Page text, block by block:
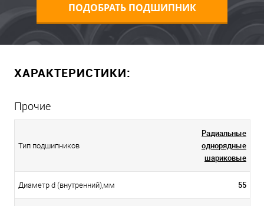
ПОДОБРАТЬ ПОДШИПНИК
ХАРАКТЕРИСТИКИ:
Прочие
Тип подшипников
Радиальные
однорядные
шариковые
Диаметр d (внутренний),мм 55